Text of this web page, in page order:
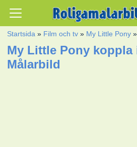
Startsida » Film och tv » My Little Pony »
My Little Pony koppla
Målarbild